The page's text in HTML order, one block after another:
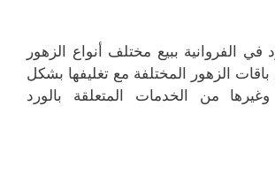
الفروانية ببيع مختلف أنواع الزهور
الزهور المختلفة مع تغليفها بشكل
من الخدمات المتعلقة بالورد